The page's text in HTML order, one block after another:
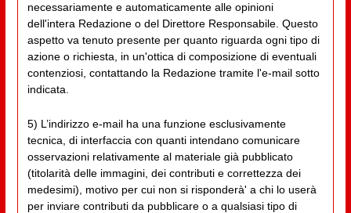
necessariamente e automaticamente alle opinioni
dell'intera Redazione o del Direttore Responsabile. Questo
aspetto va tenuto presente per quanto riguarda ogni tipo di
azione o richiesta, in un'ottica di composizione di eventuali
contenziosi, contattando la Redazione tramite l'e-mail sotto
indicata.
5) L’indirizzo e-mail ha una funzione esclusivamente
tecnica, di interfaccia con quanti intendano comunicare
osservazioni relativamente al materiale già pubblicato
(titolarità delle immagini, dei contributi e correttezza dei
medesimi), motivo per cui non si risponderà' a chi lo userà
per inviare contributi da pubblicare o a qualsiasi tipo di